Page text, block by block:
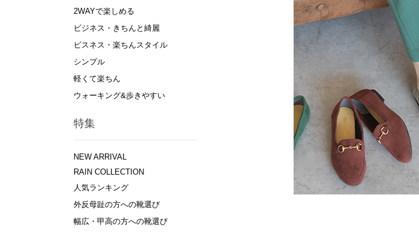
2WAYで楽しめる
ビジネス・きちんと綺麗
ビスネス・楽ちんスタイル
シンプル
軽くて楽ちん
ウォーキング&歩きやすい
特集
NEW ARRIVAL
RAIN COLLECTION
人気ランキング
外反母趾の方への靴選び
幅広・甲高の方への靴選び